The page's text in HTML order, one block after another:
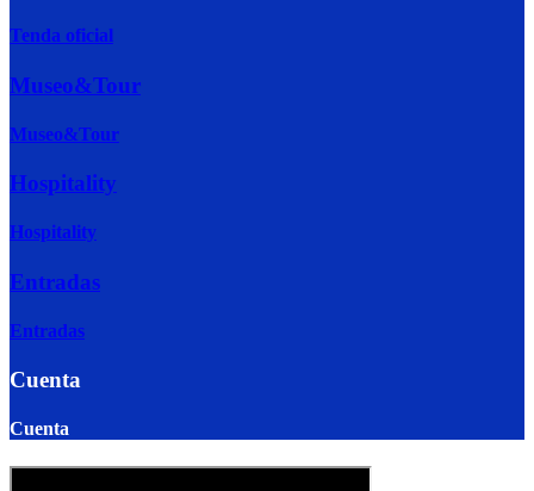
Tenda oficial
Museo&Tour
Museo&Tour
Hospitality
Hospitality
Entradas
Entradas
Cuenta
Cuenta